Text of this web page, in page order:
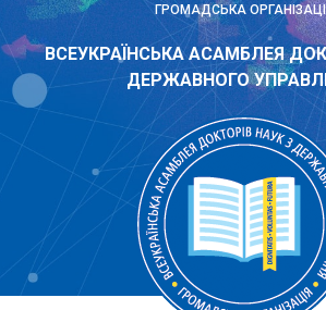
ГРОМАДСЬКА
ВСЕУКРАЇНСЬКА АСАМБЛЕЯ
ДЕРЖАВНОГО